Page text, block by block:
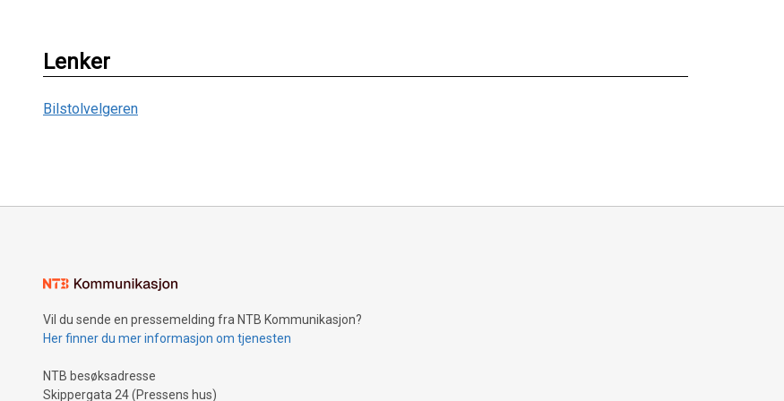
Lenker
Bilstolvelgeren
Vil du sende en pressemelding fra NTB Kommunikasjon?
Her finner du mer informasjon om tjenesten
NTB besøksadresse
Skippergata 24 (Pressens hus)